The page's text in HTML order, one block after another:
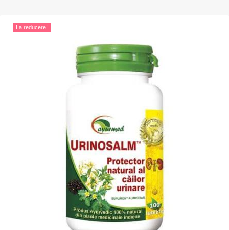
La reducere!